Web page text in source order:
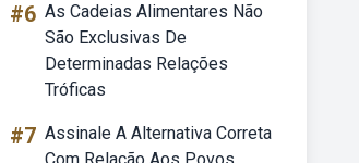
#6 As Cadeias Alimentares Não
São Exclusivas De
Determinadas Relações
Tróficas
#7 Assinale A Alternativa Correta